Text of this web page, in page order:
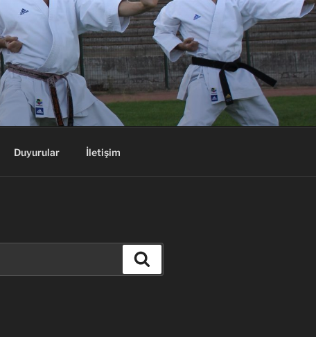
Duyurular İletişim